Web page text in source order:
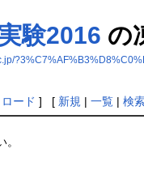
験2016 の
ロード ] [ 新規 | 一覧| 検